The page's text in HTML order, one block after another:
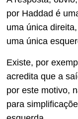
por Haddad é
uma única
uma única
Existe, por
acredita que a
por este motivo,
para